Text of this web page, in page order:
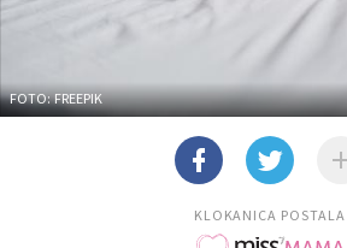
FOTO: FREEPIK
KLOKANICA POSTALA